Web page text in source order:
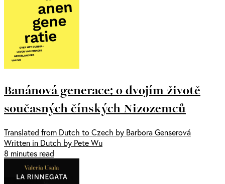
Banánová generace: o dvojím životě
současných čínských Nizozemců
Translated from Dutch to Czech by Barbora Genserová
Written in Dutch by Pete Wu
8 minutes read